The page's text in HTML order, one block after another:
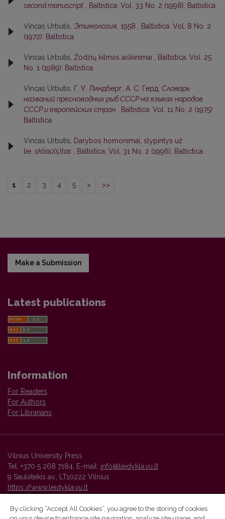
second manuscript
Baltistica: Vol. 33 No. 2 (1998): Baltistica
Vincas Urbutis, Этимология , 1958
Baltistica: Vol. 8 No. 2
(1972): Baltistica
Vincas Urbutis, Žodžių kilmės aiškinimai
Baltistica: Vol. 25
No. 1 (1989): Baltistica
Vincas Urbutis, Г. У. Линдберг, А. С. Герд, Словарь
названий пресноводных рыб СССР на языках народов
СССР и европейских стран
Baltistica: Vol. 11 No. 2 (1975):
Baltistica
Vincas Urbutis,
Darybos homonimai, slypintys už
lie. skliaũ(s)tas Baltistica: Vol. 31 No. 2 (1996): Baltictica
1 2 3 4 5 > >>
Make a Submission
Latest publications
Information
For Readers
For Authors
For Librarians
Vilnius University Press
Tel. +370 5 268 7184, E-mail: info@leidykla.vu.lt
9 Saulėtekis av., LT10222 Vilnius
https://www.leidykla.vu.lt
By clicking “Accept All Cookies”, you agree to the storing of cookies